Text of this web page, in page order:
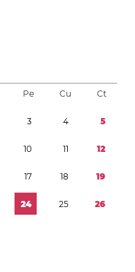
Pe Cu Ct
3 4 5
10 11 12
17 18 19
24 25 26